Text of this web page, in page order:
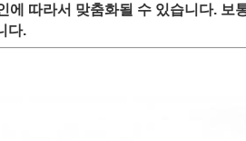
에 따라서 맞춤화될 수 있습니다.
다.